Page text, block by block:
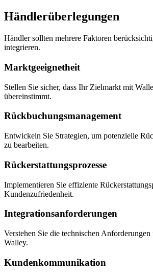
Händlerüberlegungen
Händler sollten mehrere Faktoren
integrieren.
Marktgeeignetheit
Stellen Sie sicher, dass Ihr Zielmarkt mit
übereinstimmt.
Rückbuchungsmanagement
Entwickeln Sie Strategien, um potenzielle
zu bearbeiten.
Rückerstattungsprozesse
Implementieren Sie effiziente
Kundenzufriedenheit.
Integrationsanforderungen
Verstehen Sie die technischen
Walley.
Kundenkommunikation